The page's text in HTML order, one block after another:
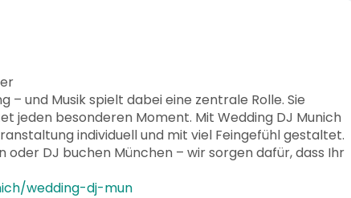
und Musik spielt dabei eine zentrale Rolle. Sie
jeden besonderen Moment. Mit Wedding DJ Munich
individuell und mit viel Feingefühl gestaltet.
DJ buchen München – wir sorgen dafür, dass Ihr
wedding-dj-mun